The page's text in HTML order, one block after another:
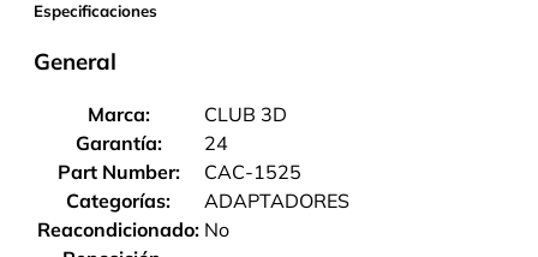
Especificaciones
General
Marca:
CLUB 3D
Garantía:
24
Part Number:
CAC-1525
Categorías:
ADAPTADORES
Reacondicionado: No